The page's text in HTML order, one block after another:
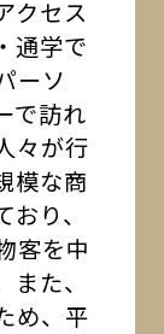
クセス
通学で
ーソ
で訪れ
々が行
模な商
り、
客を中
た、
め、平